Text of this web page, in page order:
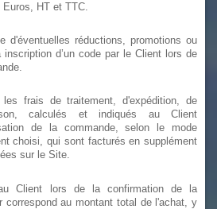
HT et TTC.
d'éventuelles réductions, promotions ou
d’un code par le Client lors de
les frais de traitement, d'expédition, de
calculés et indiqués au Client
de la commande, selon le mode
choisi, qui sont facturés en supplément
sur le Site.
Client lors de la confirmation de la
correspond au montant total de l'achat, y